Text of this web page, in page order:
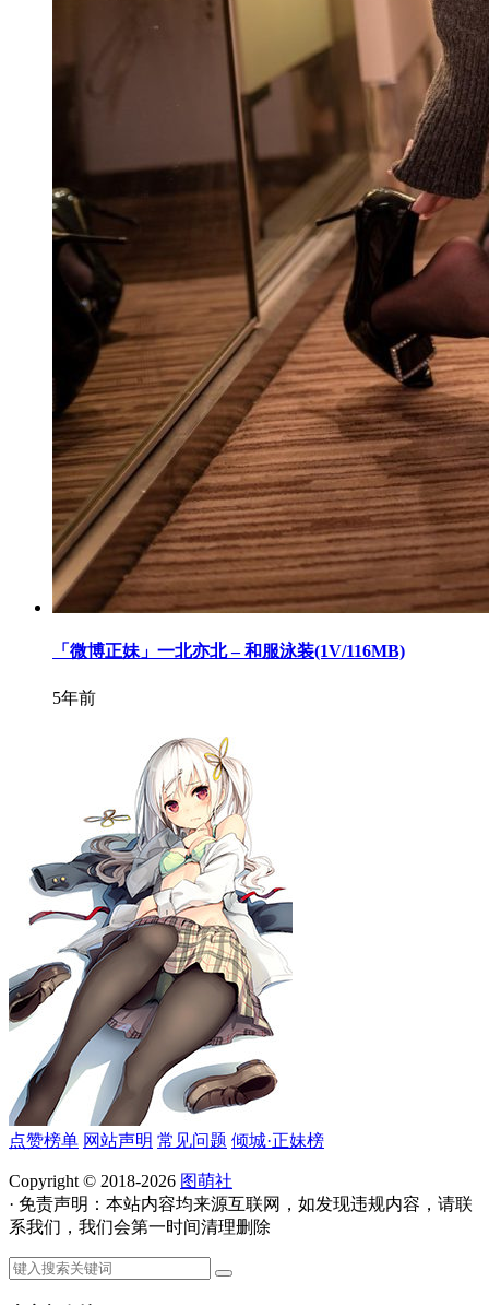
「微博正妹」一北亦北 – 和服泳装(1V/116MB)
5年前
点赞榜单 网站声明 常见问题 倾城·正妹榜
Copyright © 2018-2026 图萌社
· 免责声明：本站内容均来源互联网，如发现违规内容，请联
系我们，我们会第一时间清理删除